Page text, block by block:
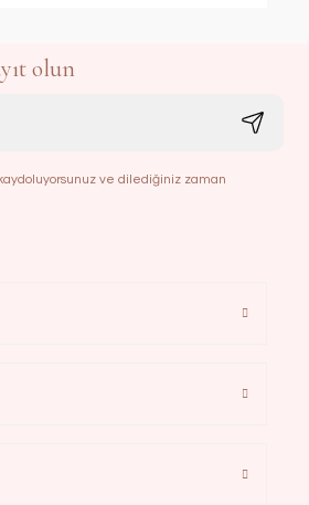
olun
ve dilediğiniz zaman